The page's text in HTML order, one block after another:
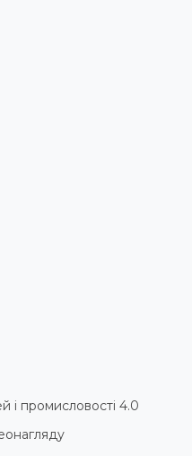
і промисловості 4.0